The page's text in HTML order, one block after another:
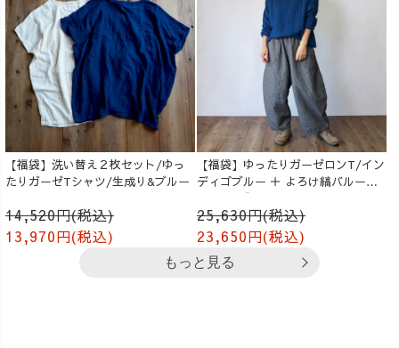
【福袋】洗い替え２枚セット/ゆっ
たりガーゼTシャツ/生成り&ブルー
14,520円(税込)
13,970円(税込)
【福袋】ゆったりガーゼロンT/イン
ディゴブルー ＋ よろけ縞バルーン
パンツ/グレー
25,630円(税込)
23,650円(税込)
もっと見る